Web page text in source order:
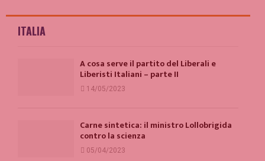
ITALIA
A cosa serve il partito del Liberali e
Liberisti Italiani – parte II
14/05/2023
Carne sintetica: il ministro Lollobrigida
contro la scienza
05/04/2023